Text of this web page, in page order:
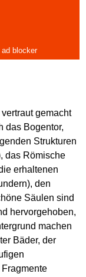
gemacht
das Bogentor,
Strukturen
das Römische
erhaltenen
den
Säulen sind
hervorgehoben,
machen
Bäder, der